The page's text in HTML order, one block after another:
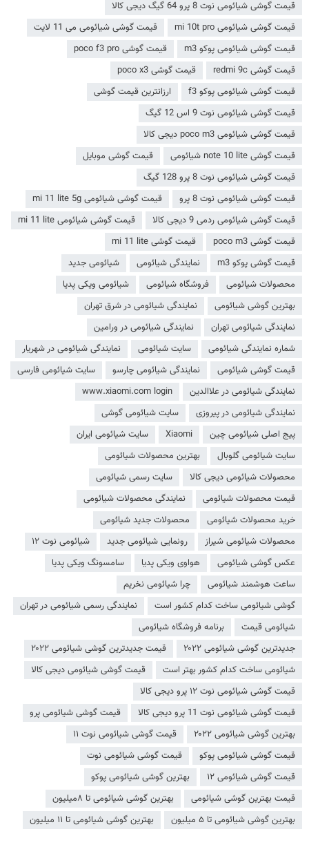
قیمت گوشی شیائومی نوت 8 پرو 64 گیگ دیجی کالا
قیمت گوشی شیائومی mi 10t pro
قیمت گوشی شیائومی می 11 لایت
قیمت گوشی شیائومی پوکو m3
قیمت گوشی poco f3 pro
قیمت گوشی redmi 9c
قیمت گوشی poco x3
قیمت گوشی شیائومی پوکو f3
ارزانترین قیمت گوشی
قیمت گوشی شیائومی نوت 9 اس 12 گیگ
قیمت گوشی شیائومی poco m3 دیجی کالا
قیمت گوشی note 10 lite شیائومی
قیمت گوشی موبایل
قیمت گوشی شیائومی نوت 8 پرو 128 گیگ
قیمت گوشی شیائومی نوت 8 پرو
قیمت گوشی شیائومی mi 11 lite 5g
قیمت گوشی شیائومی ردمی 9 دیجی کالا
قیمت گوشی شیائومی mi 11 lite
قیمت گوشی poco m3
قیمت گوشی mi 11 lite
قیمت گوشی پوکو m3
نمایندگی شیائومی
شیائومی جدید
محصولات شیائومی
فروشگاه شیائومی
شیائومی ویکی پدیا
بهترین گوشی شیائومی
نمایندگی شیائومی در شرق تهران
نمایندگی شیائومی تهران
نمایندگی شیائومی در ورامین
شماره نمایندگی شیائومی
سایت شیائومی
نمایندگی شیائومی در شهریار
قیمت گوشی شیائومی
نمایندگی شیائومی چارسو
سایت شیائومی فارسی
نمایندگی شیائومی در علاالدین
www.xiaomi.com login
نمایندگی شیائومی در پیروزی
سایت شیائومی گوشی
پیج اصلی شیائومی چین
Xiaomi
سایت شیائومی ایران
سایت شیائومی گلوبال
بهترین محصولات شیائومی
محصولات شیائومی دیجی کالا
سایت رسمی شیائومی
قیمت محصولات شیائومی
نمایندگی محصولات شیائومی
خرید محصولات شیائومی
محصولات جدید شیائومی
محصولات شیائومی شیراز
رونمایی شیائومی جدید
شیائومی نوت ۱۲
عکس گوشی شیائومی
هواوی ویکی پدیا
سامسونگ ویکی پدیا
ساعت هوشمند شیائومی
چرا شیائومی نخریم
گوشی شیائومی ساخت کدام کشور است
نمایندگی رسمی شیائومی در تهران
شیائومی قیمت
برنامه فروشگاه شیائومی
جدیدترین گوشی شیائومی ۲۰۲۲
قیمت جدیدترین گوشی شیائومی ۲۰۲۲
شیائومی ساخت کدام کشور بهتر است
قیمت گوشی شیائومی دیجی کالا
قیمت گوشی شیائومی نوت ۱۲ پرو دیجی کالا
قیمت گوشی شیائومی نوت 11 پرو دیجی کالا
قیمت گوشی شیائومی پرو
بهترین گوشی شیائومی ۲۰۲۲
قیمت گوشی شیائومی نوت ۱۱
قیمت گوشی شیائومی پوکو
قیمت گوشی شیائومی نوت
قیمت گوشی شیائومی ۱۲
بهترین گوشی شیائومی پوکو
قیمت بهترین گوشی شیائومی
بهترین گوشی شیائومی تا ۸میلیون
بهترین گوشی شیائومی تا ۵ میلیون
بهترین گوشی شیائومی تا ۱۱ میلیون